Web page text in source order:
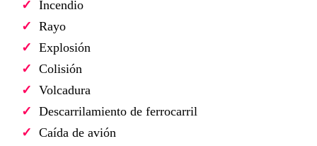
Incendio
Rayo
Explosión
Colisión
Volcadura
Descarrilamiento de ferrocarril
Caída de avión